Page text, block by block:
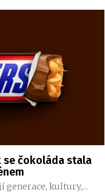
se čokoláda stala
generace, kultury,...